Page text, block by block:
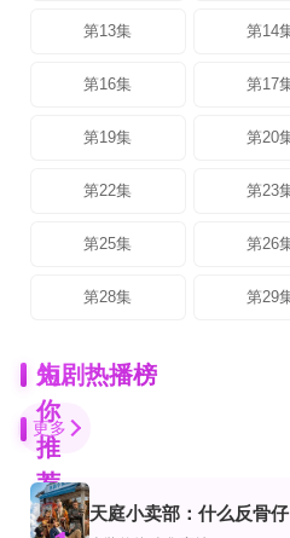
第13集 第14
第16集 第17
第19集 第20
第22集 第23
第25集 第26
第28集 第29
为
你
推
荐
完结
更新全集
全集完结
短剧热播榜
更多
天庭小卖部：什么反骨